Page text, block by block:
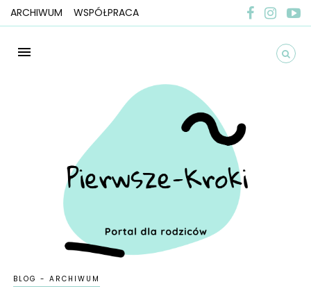
ARCHIWUM WSPÓŁPRACA
BLOG - ARCHIWUM